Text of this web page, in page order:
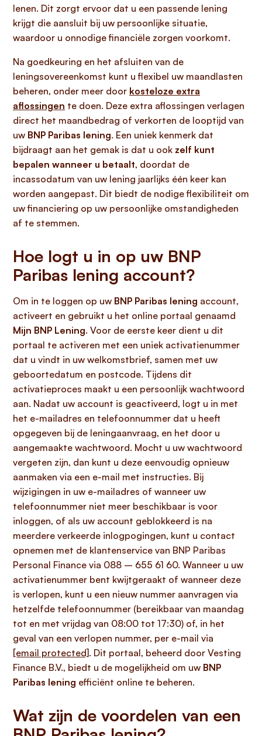
lenen. Dit zorgt ervoor dat u een passende lening
krijgt die aansluit bij uw persoonlijke situatie,
waardoor u onnodige financiële zorgen voorkomt.
Na goedkeuring en het afsluiten van de
leningsovereenkomst kunt u flexibel uw maandlasten
beheren, onder meer door kosteloze extra
aflossingen te doen. Deze extra aflossingen verlagen
direct het maandbedrag of verkorten de looptijd van
uw BNP Paribas lening. Een uniek kenmerk dat
bijdraagt aan het gemak is dat u ook zelf kunt
bepalen wanneer u betaalt, doordat de
incassodatum van uw lening jaarlijks één keer kan
worden aangepast. Dit biedt de nodige flexibiliteit om
uw financiering op uw persoonlijke omstandigheden
af te stemmen.
Hoe logt u in op uw BNP
Paribas lening account?
Om in te loggen op uw BNP Paribas lening account,
activeert en gebruikt u het online portaal genaamd
Mijn BNP Lening. Voor de eerste keer dient u dit
portaal te activeren met een uniek activatienummer
dat u vindt in uw welkomstbrief, samen met uw
geboortedatum en postcode. Tijdens dit
activatieproces maakt u een persoonlijk wachtwoord
aan. Nadat uw account is geactiveerd, logt u in met
het e-mailadres en telefoonnummer dat u heeft
opgegeven bij de leningaanvraag, en het door u
aangemaakte wachtwoord. Mocht u uw wachtwoord
vergeten zijn, dan kunt u deze eenvoudig opnieuw
aanmaken via een e-mail met instructies. Bij
wijzigingen in uw e-mailadres of wanneer uw
telefoonnummer niet meer beschikbaar is voor
inloggen, of als uw account geblokkeerd is na
meerdere verkeerde inlogpogingen, kunt u contact
opnemen met de klantenservice van BNP Paribas
Personal Finance via 088 – 655 61 60. Wanneer u uw
activatienummer bent kwijtgeraakt of wanneer deze
is verlopen, kunt u een nieuw nummer aanvragen via
hetzelfde telefoonnummer (bereikbaar van maandag
tot en met vrijdag van 08:00 tot 17:30) of, in het
geval van een verlopen nummer, per e-mail via
[email protected]. Dit portaal, beheerd door Vesting
Finance B.V., biedt u de mogelijkheid om uw BNP
Paribas lening efficiënt online te beheren.
Wat zijn de voordelen van een